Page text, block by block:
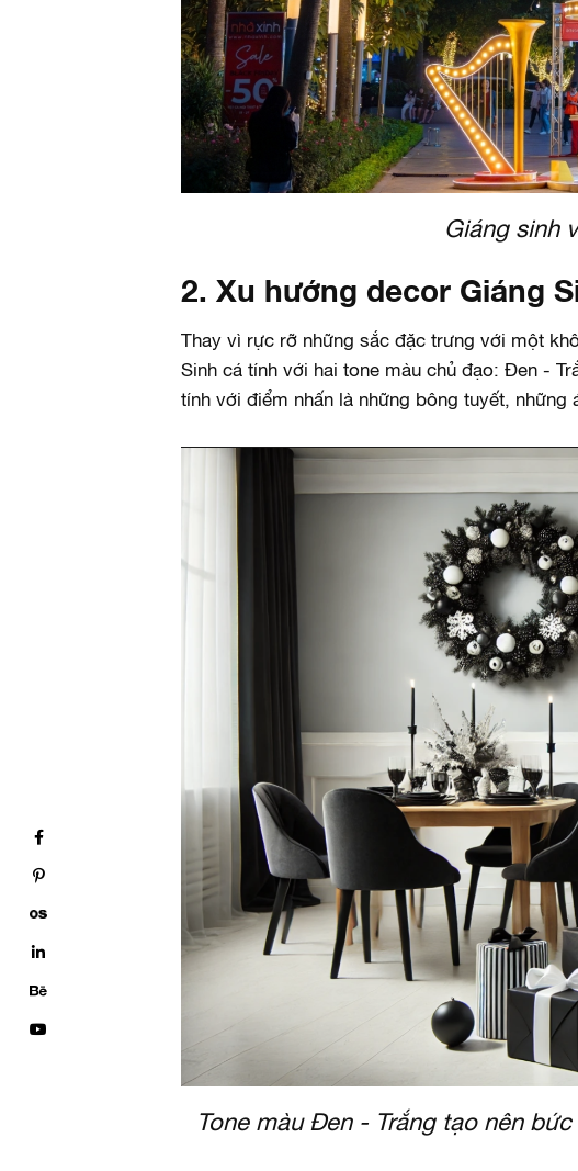
Giáng sinh
2. Xu hướng decor Giáng
Thay vì rực rỡ những sắc đặc trưng với một
Sinh cá tính với hai tone màu chủ đạo: Đen -
tính với điểm nhấn là những bông tuyết, những
Tone màu Đen - Trắng tạo nên